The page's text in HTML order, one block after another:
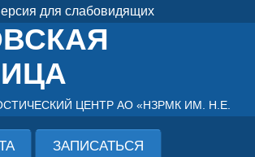
для слабовидящих
ЦЕНТР АО «НЗРМК ИМ. Н.Е.
ЗАПИСАТЬСЯ